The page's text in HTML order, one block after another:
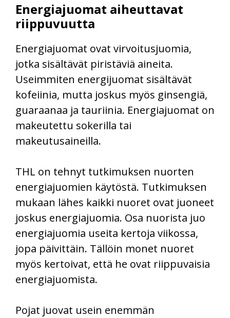
Energiajuomat aiheuttavat
riippuvuutta
Energiajuomat ovat virvoitusjuomia,
jotka sisältävät piristäviä aineita.
Useimmiten energijuomat sisältävät
kofeiinia, mutta joskus myös ginsengiä,
guaraanaa ja tauriinia. Energiajuomat on
makeutettu sokerilla tai
makeutusaineilla.
THL on tehnyt tutkimuksen nuorten
energiajuomien käytöstä. Tutkimuksen
mukaan lähes kaikki nuoret ovat juoneet
joskus energiajuomia. Osa nuorista juo
energiajuomia useita kertoja viikossa,
jopa päivittäin. Tällöin monet nuoret
myös kertoivat, että he ovat riippuvaisia
energiajuomista.
Pojat juovat usein enemmän